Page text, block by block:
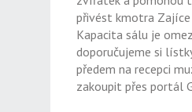
přivést kmotra Zajíce
Kapacita sálu je
doporučujeme si
předem na recepci
zakoupit přes portál